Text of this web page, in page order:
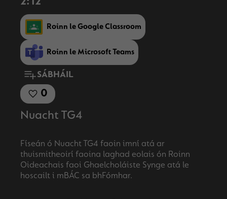
Roinn le Google Classroom
Roinn le Microsoft Teams
SÁBHÁIL
0
Nuacht TG4
Físeán ó Nuacht TG4 faoin imní atá ar
thuismitheoirí faoina laghad eolais ón Roinn
Oideachais faoi Ghaelcholáiste Synge atá le